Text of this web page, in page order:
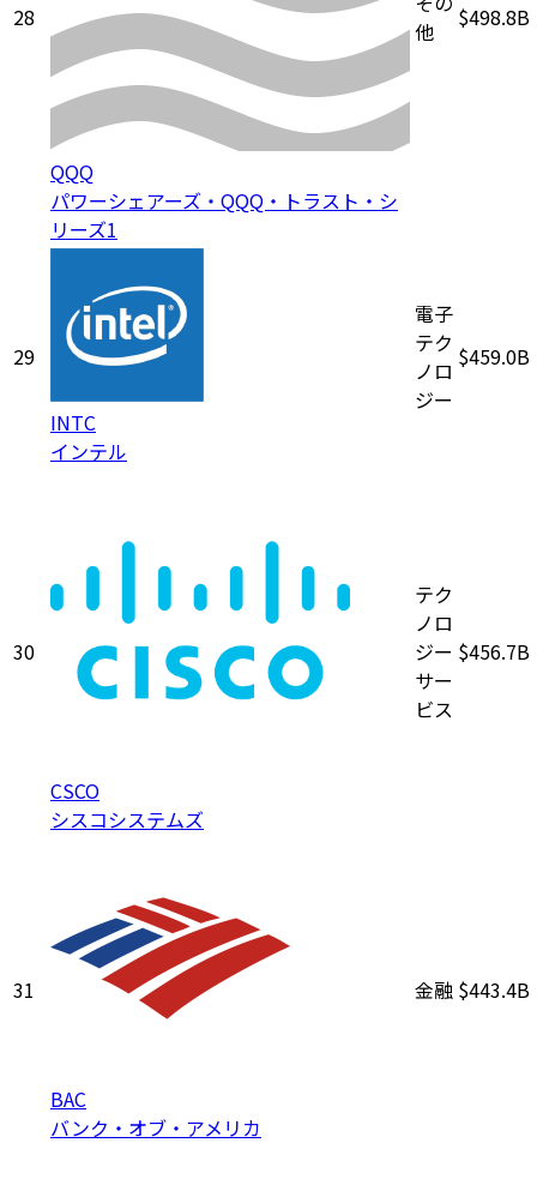
28
QQQ
パワーシェアーズ・QQQ・トラスト・シ
リーズ1
他
$498.8B
29
INTC
インテル
電子
テク
ノロ
ジー
$459.0B
30
CSCO
シスコシステムズ
テク
ノロ
ジー
サー
ビス
$456.7B
31
BAC
バンク・オブ・アメリカ
金融 $443.4B